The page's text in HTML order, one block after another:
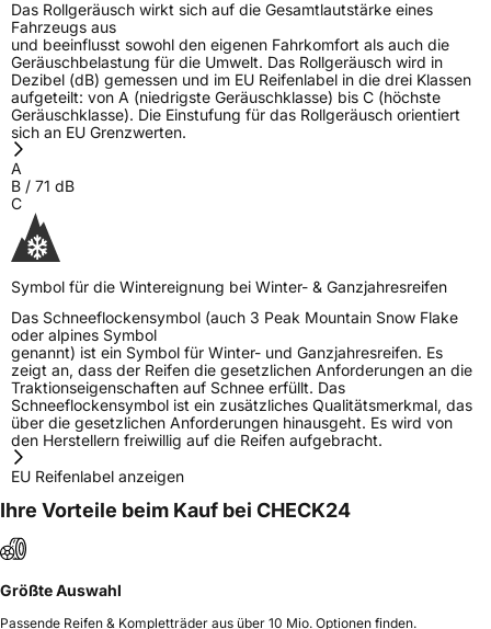
EisgripNein
EPREL ID487834
Allgemeine Produktsicherheit (GPSR)
Herstellerkontakt
in der EU
Das Rollgeräusch wirkt sich auf die Gesamtlautstärke eines
Fahrzeugs aus
und beeinflusst sowohl den eigenen Fahrkomfort als auch die
Geräuschbelastung für die Umwelt. Das Rollgeräusch wird in
Dezibel (dB) gemessen und im EU Reifenlabel in die drei Klassen
aufgeteilt: von A (niedrigste Geräuschklasse) bis C (höchste
Geräuschklasse). Die Einstufung für das Rollgeräusch orientiert
sich an EU Grenzwerten.
A
B / 71 dB
C
Symbol für die Wintereignung bei Winter- & Ganzjahresreifen
Das Schneeflockensymbol (auch 3 Peak Mountain Snow Flake
oder alpines Symbol
genannt) ist ein Symbol für Winter- und Ganzjahresreifen. Es
zeigt an, dass der Reifen die gesetzlichen Anforderungen an die
Traktionseigenschaften auf Schnee erfüllt. Das
Schneeflockensymbol ist ein zusätzliches Qualitätsmerkmal, das
über die gesetzlichen Anforderungen hinausgeht. Es wird von
den Herstellern freiwillig auf die Reifen aufgebracht.
EU Reifenlabel anzeigen
Ihre Vorteile beim Kauf bei CHECK24
Größte Auswahl
Passende Reifen & Kompletträder aus über 10 Mio. Optionen finden.